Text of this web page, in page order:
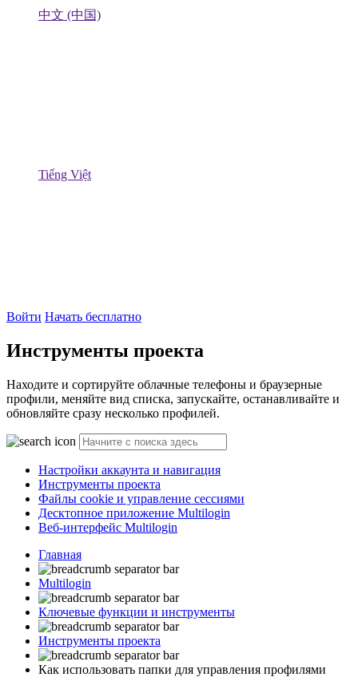
中文 (中国)
Tiếng Việt
Войти Начать бесплатно
Инструменты проекта
Находите и сортируйте облачные телефоны и браузерные
профили, меняйте вид списка, запускайте, останавливайте и
обновляйте сразу несколько профилей.
Настройки аккаунта и навигация
Инструменты проекта
Файлы cookie и управление сессиями
Десктопное приложение Multilogin
Веб-интерфейс Multilogin
Главная
Multilogin
Ключевые функции и инструменты
Инструменты проекта
Как использовать папки для управления профилями